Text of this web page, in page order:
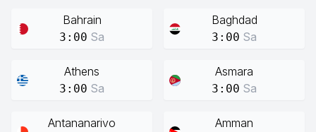
Bahrain
3:00 Sa
Baghdad
3:00 Sa
Athens
3:00 Sa
Asmara
3:00 Sa
Antananarivo Amman